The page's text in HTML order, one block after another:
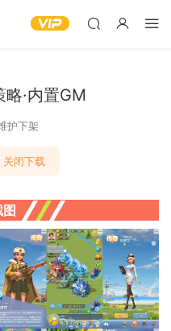
·内置GM
护下架
闭下载